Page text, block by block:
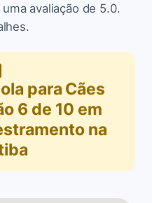
avaliação de 5.0.
para Cães
6 de 10 em
na